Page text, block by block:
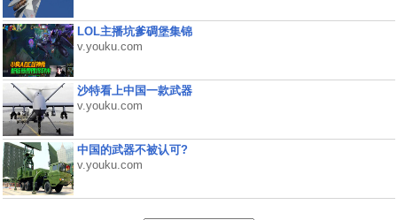
LOL主播坑爹碉堡集锦
v.youku.com
沙特看上中国一款武器
v.youku.com
中国的武器不被认可?
v.youku.com